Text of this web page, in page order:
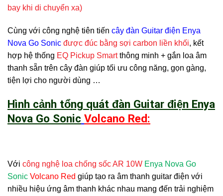
bay khi di chuyển xa)
Cùng với công nghệ tiên tiến cây đàn Guitar điện Enya
Nova Go Sonic được đúc bằng sợi carbon liền khối, kết
hợp hệ thống EQ Pickup Smartthông minh + gắn loa âm
thanh sẵn trên cây đàn giúp tối ưu công năng, gọn gàng,
tiện lợi cho người dùng …
Hình cảnh tổng quát đàn Guitar điện Enya
Nova Go Sonic Volcano Red:
Với công nghệ loa chống sốc AR 10W Enya Nova Go
Sonic Volcano Red giúp tạo ra âm thanh guitar điện với
nhiều hiệu ứng âm thanh khác nhau mang đến trải nghiệm